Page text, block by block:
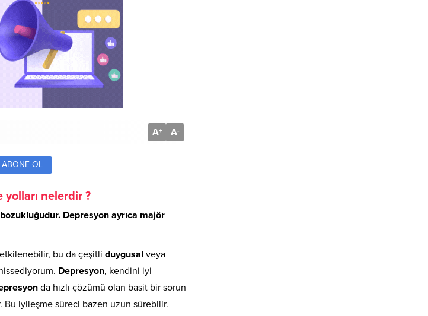
A+ A-
ABONE OL
nelerdir ?
Depresyon ayrıca majör
etkilenebilir, bu da çeşitli duygusal veya
Depresyon, kendini iyi
da hızlı çözümü olan basit bir sorun
iyileşme süreci bazen uzun sürebilir.